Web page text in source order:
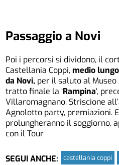
Passaggio a Novi
Poi i percorsi si dividono, il
Castellania Coppi,medio
da Novi, per il saluto al
tratto finale la ‘Rampina‘,
Villaromagnano. Striscione
Agnolotto party, premiazioni.
prolungheranno il soggiorno,
con il Tour
SEGUI ANCHE: castellania coppi